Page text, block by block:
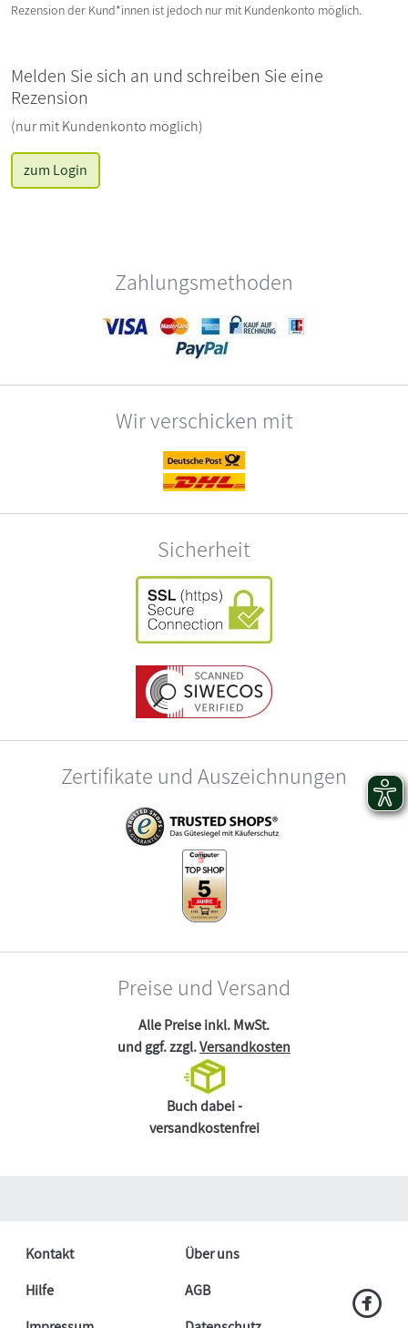
Rezension der Kund*innen ist jedoch nur mit Kundenkonto möglich.
Melden Sie sich an und schreiben Sie eine
Rezension
(nur mit Kundenkonto möglich)
zum Login
Zahlungsmethoden
Wir verschicken mit
Sicherheit
Zertifikate und Auszeichnungen
Preise und Versand
Alle Preise inkl. MwSt.
und ggf. zzgl.Versandkosten
Buch dabei -
versandkostenfrei
Kontakt
Über uns
Hilfe
AGB